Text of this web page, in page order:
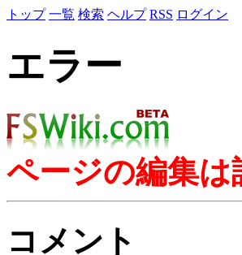
トップ 一覧 検索 ヘルプ RSS ログイン
エラー
ページの編集
コメント